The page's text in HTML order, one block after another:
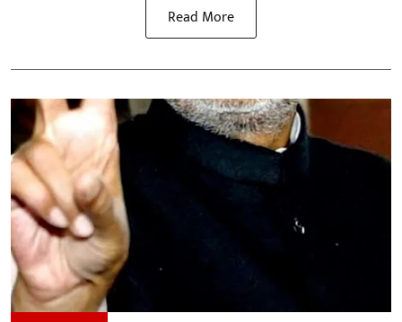
Read More